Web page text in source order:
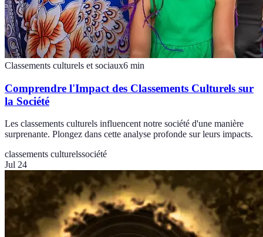
Classements culturels et sociaux6 min
Comprendre l'Impact des Classements Culturels sur
la Société
Les classements culturels influencent notre société d'une manière
surprenante. Plongez dans cette analyse profonde sur leurs impacts.
classements culturelssociété
Jul 24